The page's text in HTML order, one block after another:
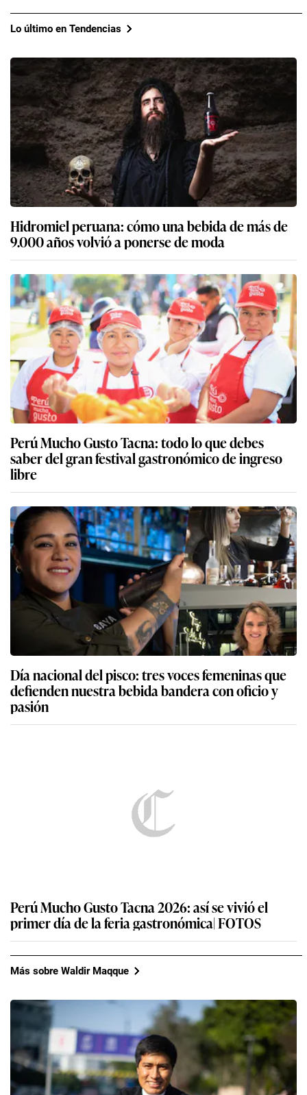
Lo último en Tendencias
Hidromiel peruana: cómo una bebida de más de
9.000 años volvió a ponerse de moda
Perú Mucho Gusto Tacna: todo lo que debes
saber del gran festival gastronómico de ingreso
libre
Día nacional del pisco: tres voces femeninas que
defienden nuestra bebida bandera con oficio y
pasión
Perú Mucho Gusto Tacna 2026: así se vivió el
primer día de la feria gastronómica| FOTOS
Más sobre Waldir Maqque